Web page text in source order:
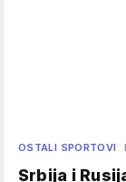
OSTALI SPORTOVI
Srbija i